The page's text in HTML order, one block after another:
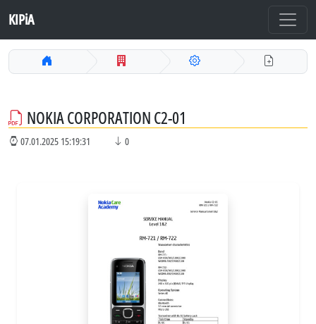
KIPiA
NOKIA CORPORATION C2-01
07.01.2025 15:19:31 0